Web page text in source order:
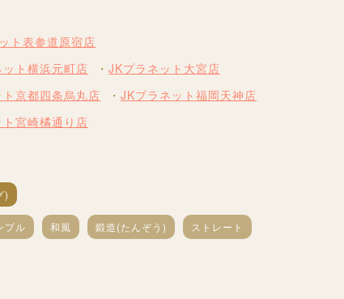
ト表参道原宿店
ト横浜元町店
JKプラネット大宮店
京都四条烏丸店
JKプラネット福岡天神店
宮崎橘通り店
)
プル 和風 鍛造(たんぞう) ストレート